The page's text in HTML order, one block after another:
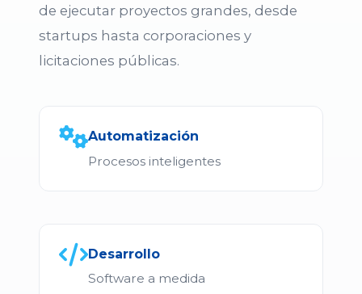
de ejecutar proyectos grandes, desde
startups hasta corporaciones y
licitaciones públicas.
Automatización
Procesos inteligentes
Desarrollo
Software a medida